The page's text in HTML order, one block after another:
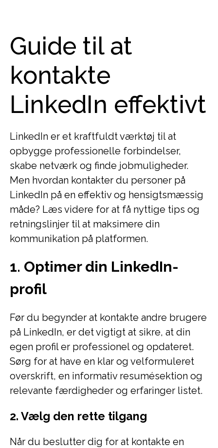
Guide til at
kontakte
LinkedIn effektivt
LinkedIn er et kraftfuldt værktøj til at
opbygge professionelle forbindelser,
skabe netværk og finde jobmuligheder.
Men hvordan kontakter du personer på
LinkedIn på en effektiv og hensigtsmæssig
måde? Læs videre for at få nyttige tips og
retningslinjer til at maksimere din
kommunikation på platformen.
1. Optimer din LinkedIn-
profil
Før du begynder at kontakte andre brugere
på LinkedIn, er det vigtigt at sikre, at din
egen profil er professionel og opdateret.
Sørg for at have en klar og velformuleret
overskrift, en informativ resumésektion og
relevante færdigheder og erfaringer listet.
2. Vælg den rette tilgang
Når du beslutter dig for at kontakte en